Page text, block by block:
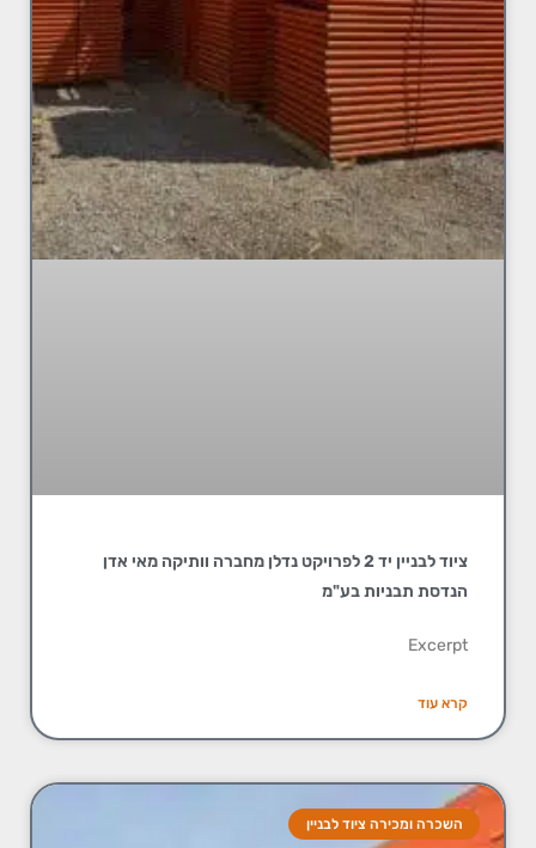
ציוד לבניין יד 2 לפרויקט נדלן מחברה וותיקה מאי אדן
הנדסת תבניות בע"מ
Excerpt
קרא עוד
השכרה ומכירה ציוד לבניין